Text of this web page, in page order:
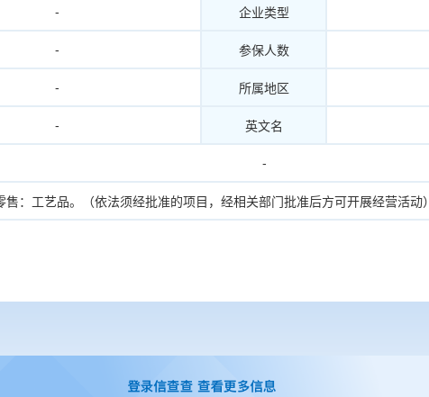
- 企业类型
- 参保人数
- 所属地区
- 英文名
-
售：工艺品。（依法须经批准的项目，经相关部门批准后方可开展经营活动）